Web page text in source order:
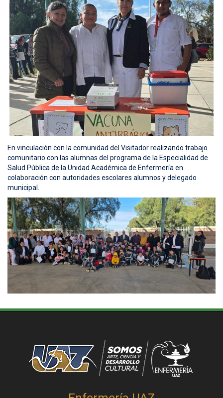
En vinculación con la comunidad del Visitador realizando trabajo
comunitario con las alumnas del programa de la Especialidad de
Salud Pública de la Unidad Académica de Enfermería en
colaboración con autoridades escolares alumnos y delegado
municipal.